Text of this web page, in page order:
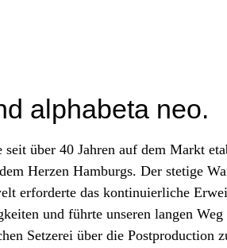
alphabeta neo.
seit über 40 Jahren auf dem Markt
Herzen Hamburgs. Der stetige
erforderte das kontinuierliche
und führte unseren langen
Setzerei über die Postproduction